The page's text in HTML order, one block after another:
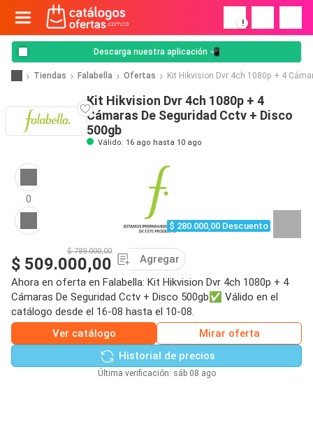
!
Descarga nuestra aplicación 📲
Tiendas Falabella Ofertas Kit Hikvision Dvr 4ch 1080p + 4
Kit Hikvision Dvr 4ch 1080p + 4
Cámaras De Seguridad Cctv + Disco
500gb
Válido: 16 ago hasta 10 ago
0
$ 280.000,00 Descuento
$ 789.000,00
$ 509.000,00
Agregar
Ahora en oferta en Falabella: Kit Hikvision Dvr 4ch 1080p + 4
Cámaras De Seguridad Cctv + Disco 500gb✅ Válido en el
catálogo desde el 16-08 hasta el 10-08.
Ver catálogo
Mirar oferta
Historial de precios
Última verificación: sáb 08 ago